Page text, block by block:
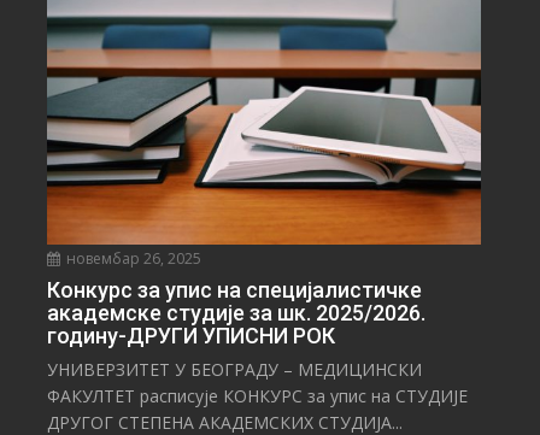
новембар 26, 2025
Конкурс за упис на специјалистичке
академске студије за шк. 2025/2026.
годину-ДРУГИ УПИСНИ РОК
УНИВЕРЗИТЕТ У БЕОГРАДУ – МЕДИЦИНСКИ
ФАКУЛТЕТ расписује КОНКУРС за упис на СТУДИЈЕ
ДРУГОГ СТЕПЕНА АКАДЕМСКИХ СТУДИЈА...